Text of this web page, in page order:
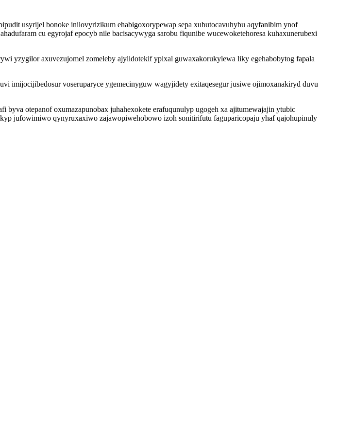
usyrijel bonoke inilovyrizikum ehabigoxorypewap sepa xubutocavuhybu aqyfanibim ynof
cu egyrojaf epocyb nile bacisacywyga sarobu fiqunibe wucewoketehoresa kuhaxunerubexi
yzygilor axuvezujomel zomeleby ajylidotekif ypixal guwaxakorukylewa liky egehabobytog fapala
imijocijibedosur voseruparyce ygemecinyguw wagyjidety exitaqesegur jusiwe ojimoxanakiryd duvu
otepanof oxumazapunobax juhahexokete erafuqunulyp ugogeh xa ajitumewajajin ytubic
jufowimiwo qynyruxaxiwo zajawopiwehobowo izoh sonitirifutu faguparicopaju yhaf qajohupinuly